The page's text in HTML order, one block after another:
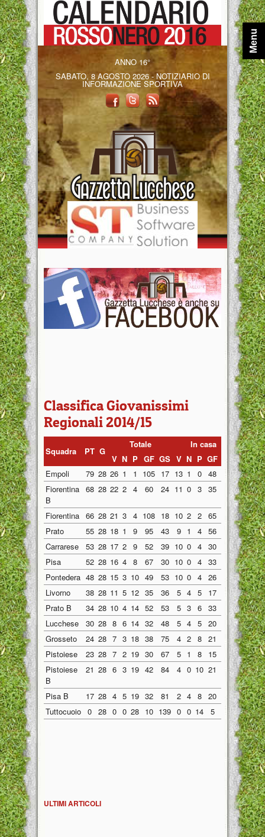
ANNO 16°
SABATO, 8 AGOSTO 2026 - NOTIZIARIO DI
INFORMAZIONE SPORTIVA
Classifica Giovanissimi
Regionali 2014/15
Squadra PT G
Totale In casa
V N P GF GS V N P GF GS V N P
Empoli
79 28 26 1 1 105 17 13 1 0 48 13 0 1
Fiorentina
B
68 28 22 2 4 60 24 11 0 3 35 16 11 2 1
Fiorentina 66 28 21 3 4 108 18 10 2 2 65 11 1 2
Prato
55 28 18 1 9 95 43 9 1 4 56 25 9 0 5
Carrarese
53 28 17 2 9 52 39 10 0 4 30 16 7 2 5
Pisa
52 28 16 4 8 67 30 10 0 4 33 6 4 4
Pontedera 48 28 15 3 10 49 53 10 0 4 26 5 3 6
Livorno
38 28 11 5 12 35 36 5 4 5 17 17 6 1 7
Prato B
34 28 10 4 14 52 53 5 3 6 33 24 5 1 8
Lucchese
30 28 8 6 14 32 48 5 4 5 20 15 3 2 9
Grosseto
24 28 7 3 18 38 75 4 2 8 21 3 1 10
Pistoiese
23 28 7 2 19 30 67 5 1 8 15 25 2 1 11
Pistoiese
B
21 28 6 3 19 42 84 4 0 10 21 39 2 3 9
Pisa B 17 28 4 5 19 32 81 2 4 8 20 2 1 11
Tuttocuoio 0 28 0 0 28 10 139 0 0 14 5 60 0 0 14
ULTIMI ARTICOLI
Menu